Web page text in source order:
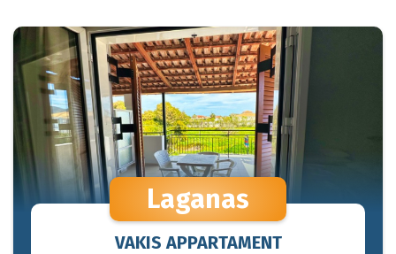
Laganas
VAKIS APPARTAMENT